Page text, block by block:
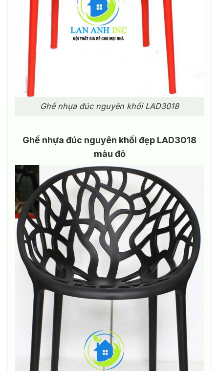
Ghế nhựa đúc nguyên khối LAD3018
Ghế nhựa đúc nguyên khối đẹp LAD3018
màu đỏ